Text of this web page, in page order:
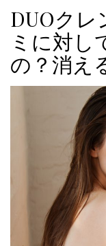
DUOクレ
ミに対し
の？消え